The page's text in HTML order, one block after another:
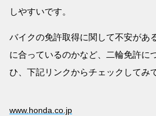
しやすいです。
バイクの免許取得に関して不安があ
に合っているのかなど、二輪免許に
ひ、下記リンクからチェックしてみ
www.honda.co.jp